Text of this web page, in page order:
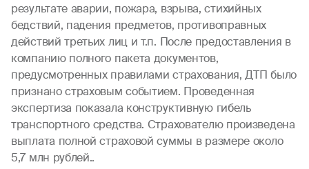
результате аварии, пожара, взрыва, стихийных
бедствий, падения предметов, противоправных
действий третьих лиц и т.п. После предоставления в
компанию полного пакета документов,
предусмотренных правилами страхования, ДТП было
признано страховым событием. Проведенная
экспертиза показала конструктивную гибель
транспортного средства. Страхователю произведена
выплата полной страховой суммы в размере около
5,7 млн рублей..